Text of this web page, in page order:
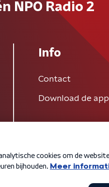
NPO Radio 2
Info
Contact
Download de app